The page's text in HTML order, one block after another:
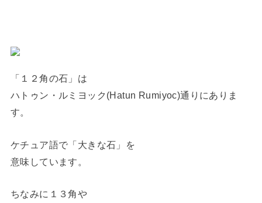
「１２角の石」は
ハトゥン・ルミヨック(Hatun Rumiyoc)通りにありま
す。
ケチュア語で「大きな石」を
意味しています。
ちなみに１３角や